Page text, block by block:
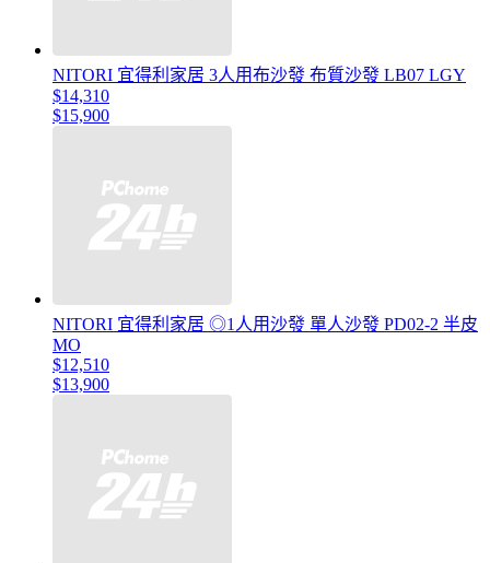
NITORI 宜得利家居 3人用布沙發 布質沙發 LB07 LGY
$14,310
$15,900
NITORI 宜得利家居 ◎1人用沙發 單人沙發 PD02-2 半皮
MO
$12,510
$13,900